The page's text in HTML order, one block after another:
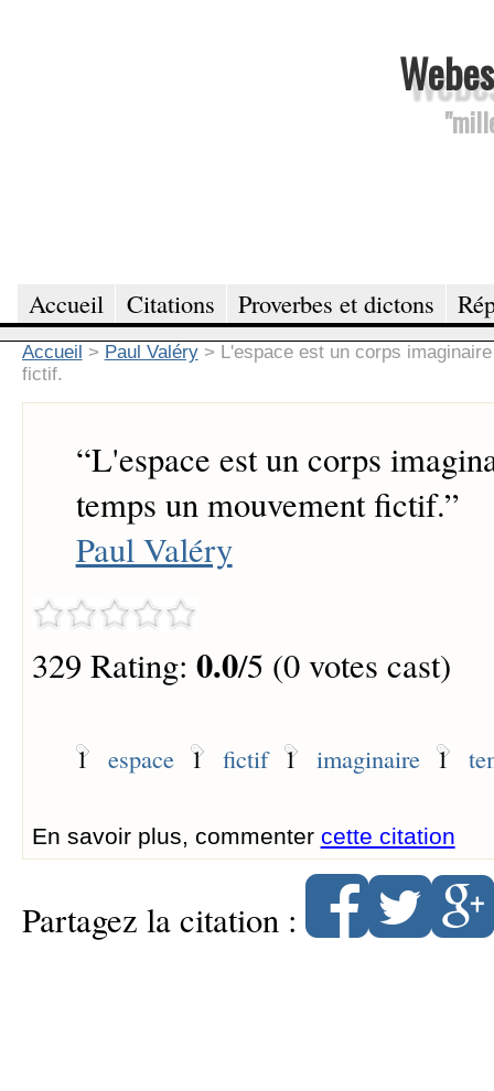
Accueil Citations Proverbes et dictons
Accueil > Paul Valéry > L'espace est un corps
fictif.
“L'espace est un corps
temps un mouvement fictif.”
Paul Valéry
329 Rating: 0.0/5 (0 votes cast)
1 espace 1 fictif 1 imaginaire 1
En savoir plus, commenter cette citation
Partagez la citation :